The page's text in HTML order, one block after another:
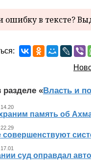
в тексте?
разделе «Власть и
память об
совершенствуют
суд оправдал